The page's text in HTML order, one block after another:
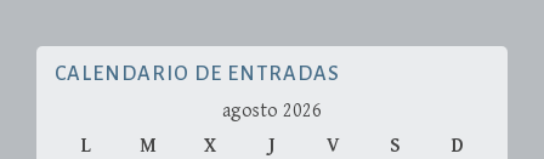
CALENDARIO DE ENTRADAS
agosto 2026
L
M X J V S D